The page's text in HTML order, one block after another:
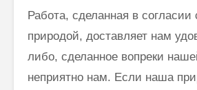
Работа, сделанная в
природой, доставляет нам
либо, сделанное вопреки
неприятно нам. Если наша